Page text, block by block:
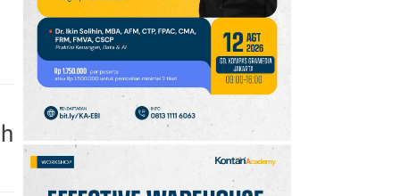
10 Promo JSM Alfamart 7–
9 Agustus 2026, Minyak
Goreng 2 Liter Mulai
Rp41.500